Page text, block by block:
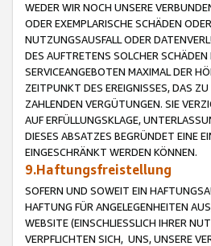
WEDER WIR NOCH UNSERE
ODER EXEMPLARISCHE SCHÄDEN
NUTZUNGSAUSFALL ODER
DES AUFTRETENS SOLCHER
SERVICEANGEBOTEN MAXIMAL DER
ZEITPUNKT DES EREIGNISSES, DAS
ZAHLENDEN VERGÜTUNGEN. SIE
AUF ERFÜLLUNGSKLAGE,
DIESES ABSATZES BEGRÜNDET EINE
EINGESCHRÄNKT WERDEN KÖNNEN.
9.Haftungsfreistellung
SOFERN UND SOWEIT EIN
HAFTUNG FÜR ANGELEGENHEITEN
WEBSITE (EINSCHLIESSLICH IHRER
VERPFLICHTEN SICH, UNS, UNSERE